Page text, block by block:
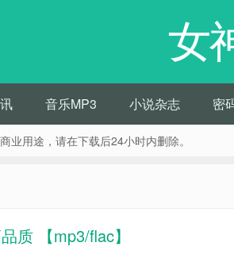
女
音乐MP3 小说杂志 密
业用途，请在下载后24小时内删除。
质 【mp3/flac】